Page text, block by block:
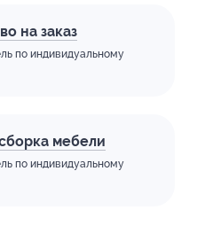
на заказ
по индивидуальному
мебели
по индивидуальному